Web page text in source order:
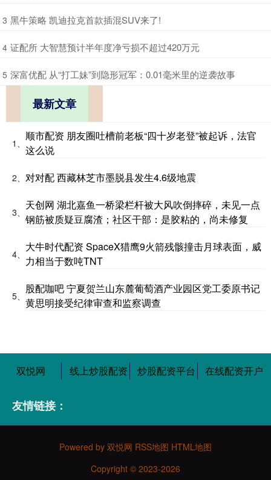
3 ​黑牛策略 凯迪拉克首款插混SUV来了!
4 ​证配所 大智慧预计半年度净亏损不超过420万元
5 ​深富优配 从“打工妹”到隐形冠军：0.01毫米里的逆袭故事
最新文章
1、
顺市配资 朋友圈吐槽前老板“四十岁老登”被起诉，法官
这么说
2、 对对配 西藏林芝市墨脱县发生4.6级地震
3、
天创网 湖北嘉鱼一桥梁栏杆被大风吹倒摔碎，未见一点
钢筋被质疑豆腐渣；社区干部：是胶粘的，尚未修复
4、
大牛时代配资 SpaceX猎鹰9火箭残骸撞击月球表面，威
力相当于数吨TNT
5、
股配咖吧 宁夏贺兰山东麓葡萄酒产业园区党工委原书记
黄思明接受纪律审查和监察调查
双悦网 线上炒股配资 炒股配资平台 在线配资开户
友情链接：
Powered by 双悦网 RSS地图 HTML地图
Copyright © 2023-2026